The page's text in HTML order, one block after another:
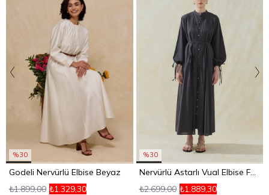
%30
Godeli Nervürlü Elbise Beyaz
₺1.329,30
₺1.899,00
%30
Nervürlü Astarlı Vual Elbise Füme
₺1.889,30
₺2.699,00